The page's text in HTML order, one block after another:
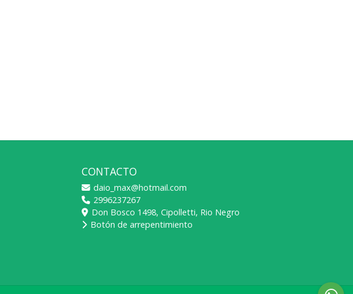
CONTACTO
daio_max@hotmail.com
2996237267
Don Bosco 1498, Cipolletti, Rio Negro
Botón de arrepentimiento